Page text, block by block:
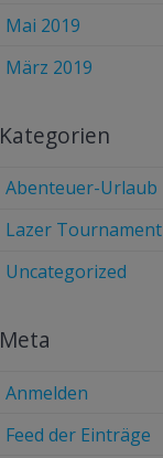
Mai 2019
März 2019
Kategorien
Abenteuer-Urlaub
Lazer Tournament
Uncategorized
Meta
Anmelden
Feed der Einträge